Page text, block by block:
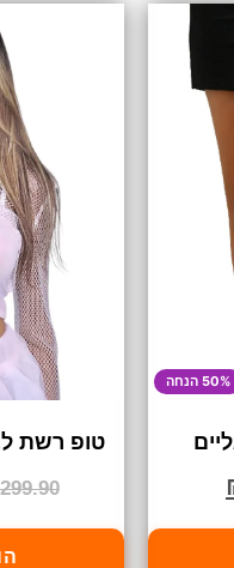
50% הנחה
טופ רשת
299.90